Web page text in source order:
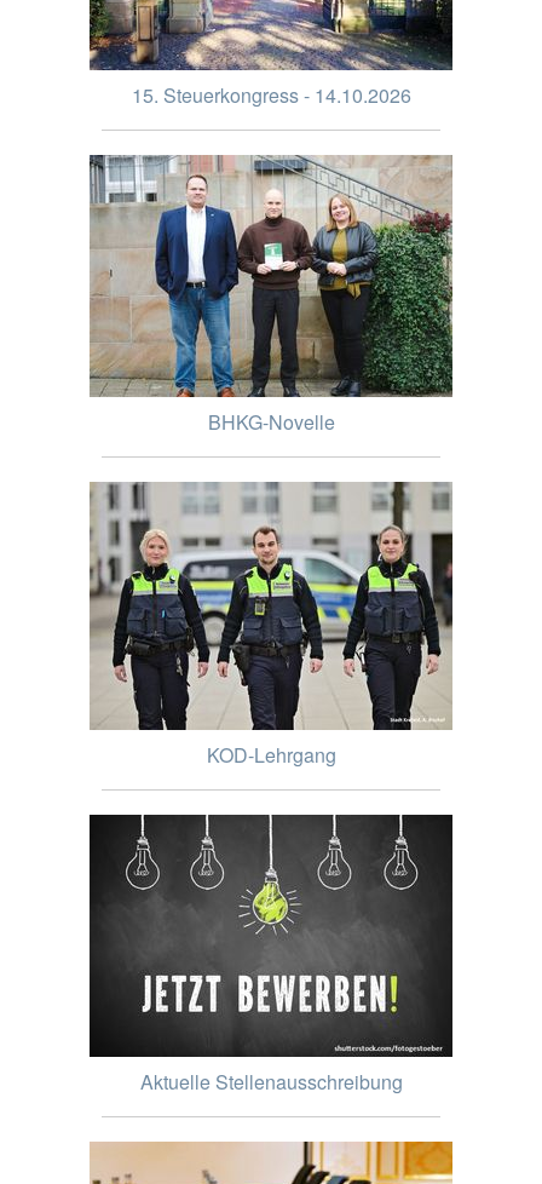
15. Steuerkongress - 14.10.2026
BHKG-Novelle
KOD-Lehrgang
Aktuelle Stellenausschreibung